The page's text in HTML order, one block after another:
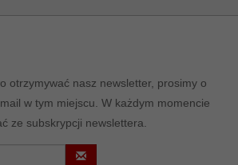
otrzymywać nasz newsletter, prosimy o
w tym miejscu. W każdym momencie
ze subskrypcji newslettera.